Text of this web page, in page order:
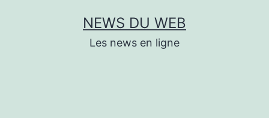
NEWS DU WEB
Les news en ligne